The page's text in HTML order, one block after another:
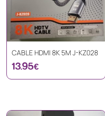
CABLE HDMI 8K 5M J-KZ028
13.95€